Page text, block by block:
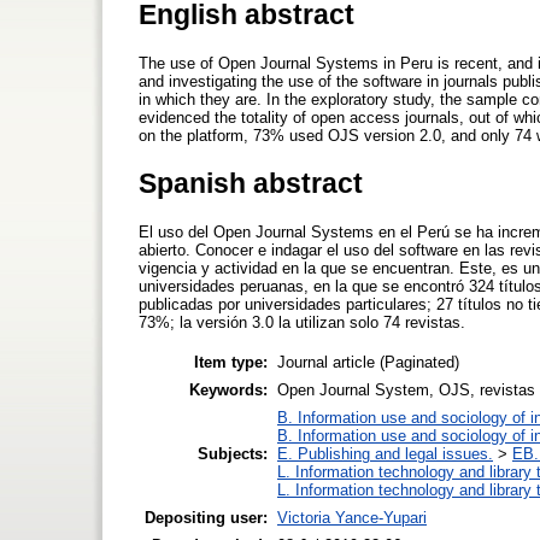
English abstract
The use of Open Journal Systems in Peru is recent,
and investigating the use of the software in journals
in which they are. In the exploratory study, the sample
evidenced the totality of open access journals, out of
on the platform, 73% used OJS version 2.0, and only 74
Spanish abstract
El uso del Open Journal Systems en el Perú se ha
abierto. Conocer e indagar el uso del software en las
vigencia y actividad en la que se encuentran. Este, es
universidades peruanas, en la que se encontró 324
publicadas por universidades particulares; 27 títulos no
73%; la versión 3.0 la utilizan solo 74 revistas.
Item type: Journal article (Paginated)
Keywords: Open Journal System, OJS,
Subjects:
B. Information use and sociology of
B. Information use and sociology of
E. Publishing and legal issues. >
L. Information technology and library
L. Information technology and library
Depositing user: Victoria Yance-Yupari